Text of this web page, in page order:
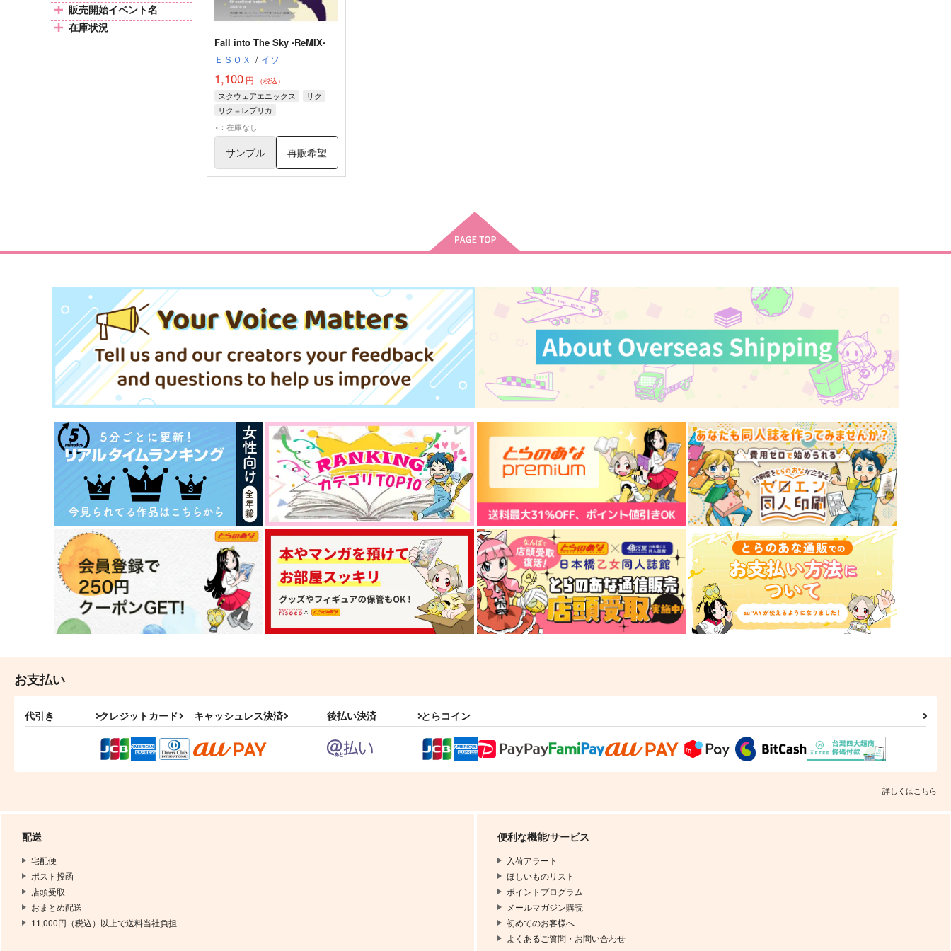
販売開始イベント名
在庫状況
Fall into The Sky -ReMIX-
ＥＳＯＸ / イソ
1,100 円 （税込）
スクウェアエニックス
リク
リク＝レプリカ
×：在庫なし
サンプル 再販希望
お支払い
代引き クレジットカード キャッシュレス決済 後払い決済 とらコイン
詳しくはこちら
配送
宅配便
ポスト投函
店頭受取
おまとめ配送
11,000円（税込）以上で送料当社負担
便利な機能/サービス
入荷アラート
ほしいものリスト
ポイントプログラム
メールマガジン購読
初めてのお客様へ
よくあるご質問・お問い合わせ